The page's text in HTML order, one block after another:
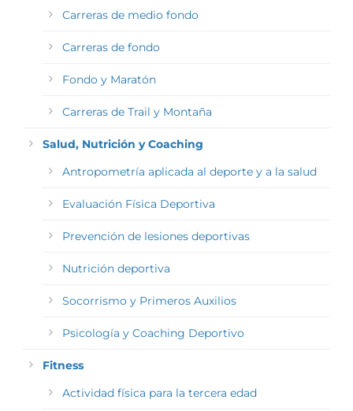
Carreras de medio fondo
Carreras de fondo
Fondo y Maratón
Carreras de Trail y Montaña
Salud, Nutrición y Coaching
Antropometría aplicada al deporte y a la salud
Evaluación Física Deportiva
Prevención de lesiones deportivas
Nutrición deportiva
Socorrismo y Primeros Auxilios
Psicología y Coaching Deportivo
Fitness
Actividad física para la tercera edad